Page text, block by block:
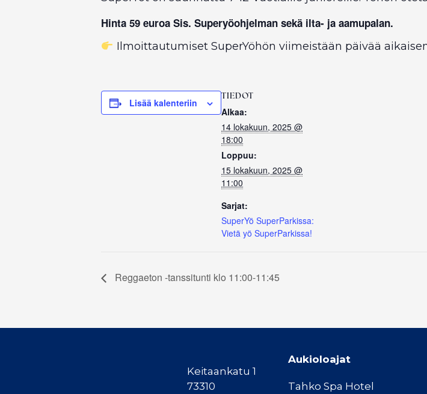
Hinta 59 euroa Sis. Superyöohjelman sekä ilta- ja aamupalan.
Ilmoittautumiset SuperYöhön viimeistään päivää
Lisää kalenteriin
TIEDOT
Alkaa:
14 lokakuun, 2025 @
18:00
Loppuu:
15 lokakuun, 2025 @
11:00
Sarjat:
SuperYö SuperParkissa:
Vietä yö SuperParkissa!
Reggaeton -tanssitunti klo 11:00-11:45
Keitaankatu 1
73310
Aukioloajat
Tahko Spa Hotel